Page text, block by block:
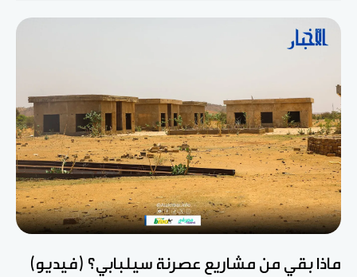
ماذا بقي من مشاريع عصرنة سيلبابي؟ (فيديو)